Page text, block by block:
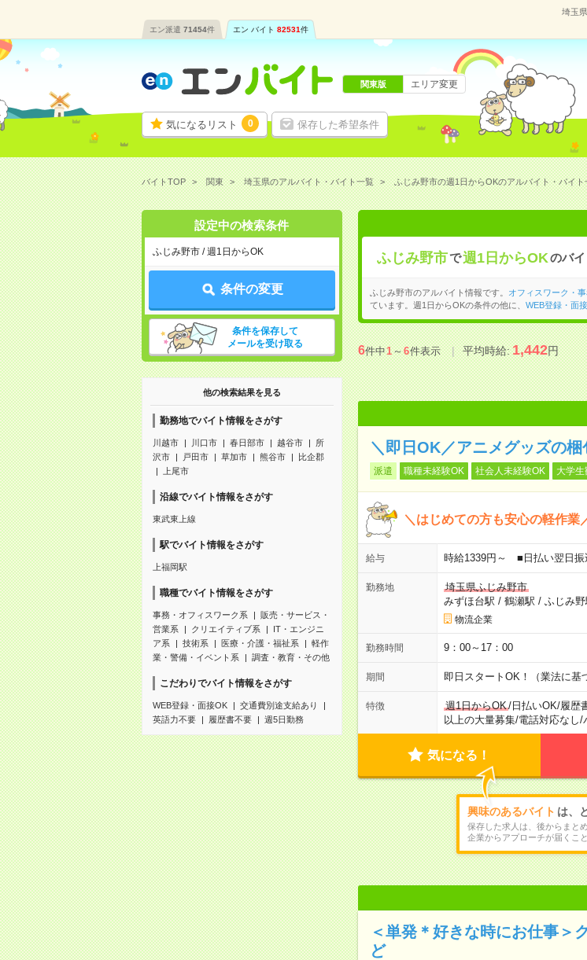
埼玉
エン派遣 71454件 エン バイト 82531件
気になるリスト 0 保存した希望条件
関東版 エリア変更
バイトTOP 関東 埼玉県のアルバイト・バイト一覧 ふじみ野市の週1日からOKのアルバイト・バイト
設定中の検索条件
ふじみ野市 / 週1日からOK
条件の変更
条件を保存して
メールを受け取る
他の検索結果を見る
勤務地でバイト情報をさがす
川越市 川口市 春日部市 越谷市
所
沢市
戸田市 草加市 熊谷市
比企郡
上尾市
沿線でバイト情報をさがす
東武東上線
駅でバイト情報をさがす
上福岡駅
職種でバイト情報をさがす
事務・オフィスワーク系
販売・サービス・
営業系
クリエイティブ系
IT・エンジニ
ア系
技術系 医療・介護・福祉系
軽作
業・警備・イベント系
調査・教育・その他
こだわりでバイト情報をさがす
WEB登録・面接OK
交通費別途支給あり
英語力不要
履歴書不要 週5日勤務
ふじみ野市で週1日からOKのバ
ふじみ野市のアルバイト情報です。 オフィスワーク・
ています。週1日からOKの条件の他に、 WEB登録・面
6件中1～6件表示 平均時給:1,442円
＼即日OK／アニメグッズの
派遣 職種未経験OK 社会人未経験OK 大学生
＼はじめての方も安心の軽作業
給与 時給1339円～ ■日払い翌日
勤務地
埼玉県ふじみ野市
みずほ台駅 / 鶴瀬駅 / ふじみ野
物流企業
勤務時間 9：00～17：00
期間 即日スタートOK！（業法に基
特徴 週1日からOK/日払いOK/履歴
以上の大量募集/電話対応なし/
気になる！
興味のあるバイト は、
保存した求人は、後からまと
企業からアプローチが届くこと
＜単発＊好きな時にお仕事＞
ど